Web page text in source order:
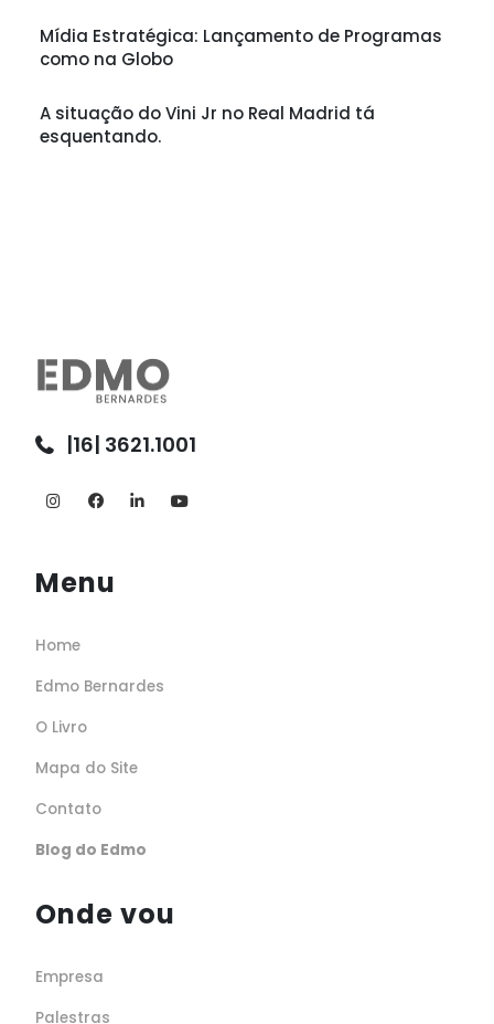
Mídia Estratégica: Lançamento de Programas
como na Globo
A situação do Vini Jr no Real Madrid tá
esquentando.
|16| 3621.1001
Menu
Home
Edmo Bernardes
O Livro
Mapa do Site
Contato
Blog do Edmo
Onde vou
Empresa
Palestras